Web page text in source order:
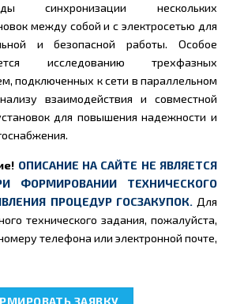
синхронизации нескольких
между собой и с электросетью для
и безопасной работы. Особое
исследованию трехфазных
подключенных к сети в параллельном
взаимодействия и совместной
для повышения надежности и
ОПИСАНИЕ НА САЙТЕ НЕ ЯВЛЯЕТСЯ
ФОРМИРОВАНИИ ТЕХНИЧЕСКОГО
ПРОЦЕДУР ГОСЗАКУПОК. Для
технического задания, пожалуйста,
телефона или электронной почте,
10.48 "Энергосберегающие